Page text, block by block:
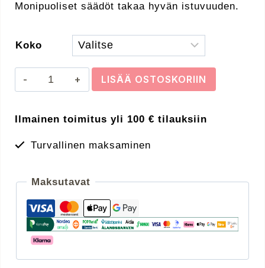
Monipuoliset säädöt takaa hyvän istuvuuden.
Koko
Alpina
Rupi
Full
kypärä
55cm
LISÄÄ OSTOSKORIIN
Ilmainen toimitus yli 100 € tilauksiin
Turvallinen maksaminen
Maksutavat